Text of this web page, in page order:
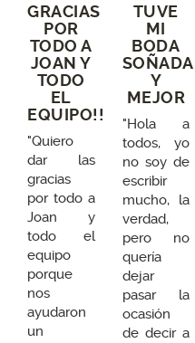
GRACIAS
POR
TODO A
JOAN Y
TODO
EL
EQUIPO!!
"Quiero
dar las
gracias
por todo a
Joan y
todo el
equipo
porque
nos
ayudaron
un
TUVE
MI
BODA
SOÑADA
Y
MEJOR
"Hola a
todos, yo
no soy de
escribir
mucho, la
verdad,
pero no
quería
dejar
pasar la
ocasión
de decir a